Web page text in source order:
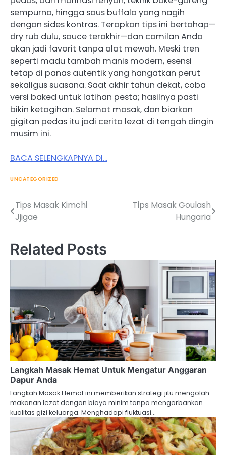
sempurna, hingga saus buffalo yang nagih
dengan sides kontras. Terapkan tips ini bertahap—
dry rub dulu, sauce terakhir—dan camilan Anda
akan jadi favorit tanpa alat mewah. Meski tren
seperti madu tambah manis modern, esensi
tetap di panas autentik yang hangatkan perut
sekaligus suasana. Saat akhir tahun dekat, coba
versi baked untuk latihan pesta; hasilnya pasti
bikin ketagihan. Selamat masak, dan biarkan
gigitan pedas itu jadi cerita lezat di tengah dingin
musim ini.
BACA SELENGKAPNYA DI…
UNCATEGORIZED
Post
navigation
Tips Masak Kimchi
Jjigae
Tips Masak Goulash
Hungaria
Related Posts
Langkah Masak Hemat Untuk Mengatur Anggaran
Dapur Anda
Langkah Masak Hemat ini memberikan strategi jitu mengolah
makanan lezat dengan biaya minim tanpa mengorbankan
kualitas gizi keluarga. Menghadapi fluktuasi…